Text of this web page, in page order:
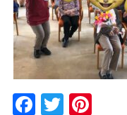
Facebook
Twitter